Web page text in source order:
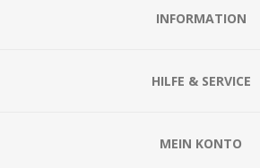
INFORMATION
HILFE & SERVICE
MEIN KONTO